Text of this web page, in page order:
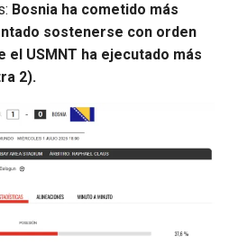
Bosnia ha cometido más
sostenerse con orden
USMNT ha ejecutado más
2).